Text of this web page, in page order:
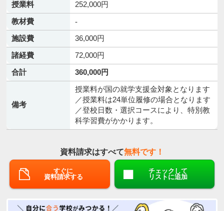
授業料
252,000円
教材費
-
施設費
36,000円
諸経費
72,000円
合計
360,000円
備考
授業料が国の就学支援金対象となります
／授業料は24単位履修の場合となります
／登校日数・選択コースにより、特別教
科学習費がかかります。
資料請求はすべて無料です！
すぐに
資料請求する
チェックして
リストに追加